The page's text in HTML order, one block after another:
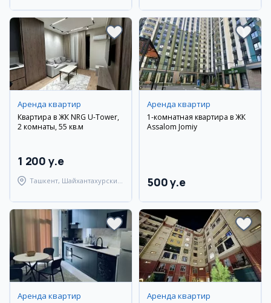
Аренда квартир
Квартира в ЖК NRG U-Tower,
2 комнаты, 55 кв.м
1 200 y.e
Ташкент, Шайхантахурский
Аренда квартир
1-комнатная квартира в ЖК
Assalom Jomiy
500 y.e
Аренда квартир Аренда квартир